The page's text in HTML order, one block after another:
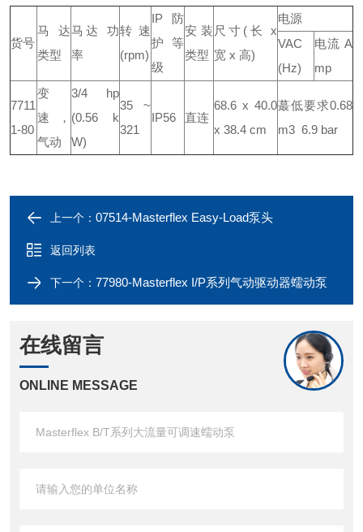
货号
马达
类型
马达 功
率
转速
(rpm)
IP防
护等
级
安装
类型
尺寸(长 x
宽 x 高)
电源
VAC
(Hz)
电流 A
mp
7711
1-80
变
速，
气动
3/4 hp
(0.56 k
W)
35 ~
321
IP56 直连
68.6 x 40.0
x 38.4 cm
蕞低要求0.68
m3 6.9 bar
上一个： 07514-Masterflex Easy-Load泵头
返回列表
下一个： 77980-Masterflex I/P系列气动驱动器蠕动泵
在线留言
ONLINE MESSAGE